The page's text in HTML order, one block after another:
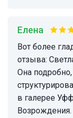
Елена
Вот более гладкий и естественный вариант
отзыва:
Она
в галерее